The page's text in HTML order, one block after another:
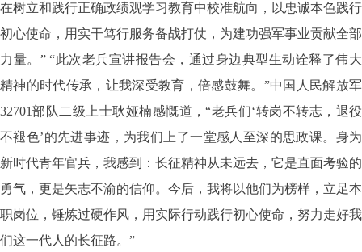
在树立和践行正确政绩观学习教育中校准航向，以忠诚本色践行
初心使命，用实干笃行服务备战打仗，为建功强军事业贡献全部
力量。” “此次老兵宣讲报告会，通过身边典型生动诠释了伟大
精神的时代传承，让我深受教育，倍感鼓舞。”中国人民解放军
32701部队二级上士耿娅楠感慨道，“老兵们‘转岗不转志，退役
不褪色’的先进事迹，为我们上了一堂感人至深的思政课。身为
新时代青年官兵，我感到：长征精神从未远去，它是直面考验的
勇气，更是矢志不渝的信仰。今后，我将以他们为榜样，立足本
职岗位，锤炼过硬作风，用实际行动践行初心使命，努力走好我
们这一代人的长征路。”